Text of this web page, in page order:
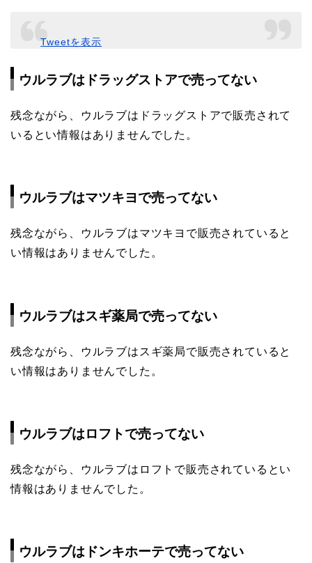
Tweetを表示
ウルラブはドラッグストアで売ってない
残念ながら、ウルラブはドラッグストアで販売されて
いるとい情報はありませんでした。
ウルラブはマツキヨで売ってない
残念ながら、ウルラブはマツキヨで販売されていると
い情報はありませんでした。
ウルラブはスギ薬局で売ってない
残念ながら、ウルラブはスギ薬局で販売されていると
い情報はありませんでした。
ウルラブはロフトで売ってない
残念ながら、ウルラブはロフトで販売されているとい
情報はありませんでした。
ウルラブはドンキホーテで売ってない